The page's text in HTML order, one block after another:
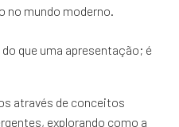
no mundo moderno.
que uma apresentação; é
através de conceitos
explorando como a